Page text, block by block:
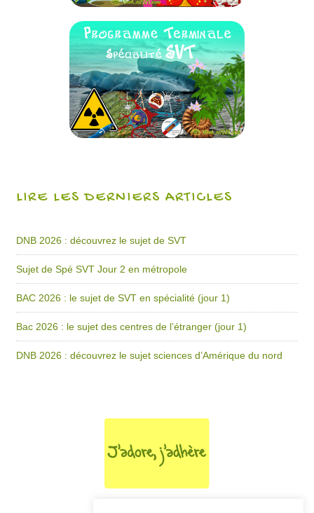
LIRE LES DERNIERS ARTICLES
DNB 2026 : découvrez le sujet de SVT
Sujet de Spé SVT Jour 2 en métropole
BAC 2026 : le sujet de SVT en spécialité (jour 1)
Bac 2026 : le sujet des centres de l’étranger (jour 1)
DNB 2026 : découvrez le sujet sciences d’Amérique du nord